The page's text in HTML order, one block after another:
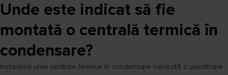
Unde este indicat să fie
montată o centrală termică în
condensare?
Instalarea unei centrale termice în condensare necesită o planificare